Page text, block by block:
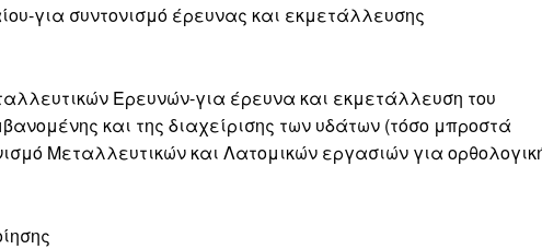
για συντονισμό έρευνας και εκμετάλλευσης
Ερευνών-για έρευνα και εκμετάλλευση του
και της διαχείρισης των υδάτων (τόσο μπροστά
Μεταλλευτικών και Λατομικών εργασιών για